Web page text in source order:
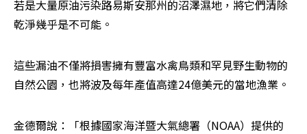
若是大量原油污染路易斯安那州的沼澤濕地，將它們清除
乾淨幾乎是不可能。
這些漏油不僅將損害擁有豐富水禽鳥類和罕見野生動物的
自然公園，也將波及每年產值高達24億美元的當地漁業。
金德爾說：「根據國家海洋暨大氣總署（NOAA）提供的